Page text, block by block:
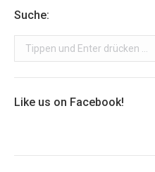
Suche:
Search:
Like us on Facebook!